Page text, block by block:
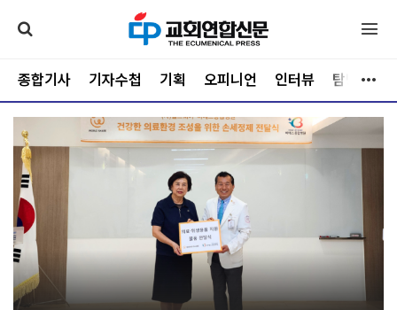
종합기사 기자수첩 기획 오피니언 인터뷰 탐방